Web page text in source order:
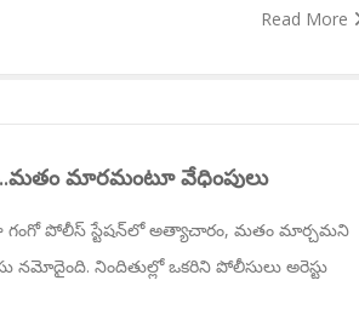
Read More
మారమంటూ వేధింపులు
గంగో పోలీస్ స్టేషన్‌లో అత్యాచారం, మతం మార్చమని
నిందితుల్లో ఒకరిని పోలీసులు అరెస్టు